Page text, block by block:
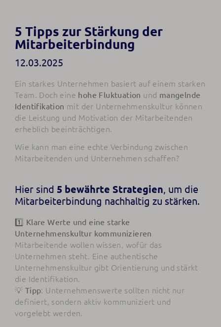
5 Tipps zur Stärkung der
Mitarbeiterbindung
12.03.2025
Ein starkes Unternehmen basiert auf einem starken
Team. Doch eine hohe Fluktuation und mangelnde
Identifikation mit der Unternehmenskultur können
die Leistung und Motivation der Mitarbeitenden
erheblich beeinträchtigen.
Wie kann man eine echte Verbindung zwischen
Mitarbeitenden und Unternehmen schaffen?
Hier sind 5 bewährte Strategien, um die
Mitarbeiterbindung nachhaltig zu stärken.
1️⃣ Klare Werte und eine starke
Unternehmenskultur kommunizieren
Mitarbeitende wollen wissen, wofür das
Unternehmen steht. Eine authentische
Unternehmenskultur gibt Orientierung und stärkt
die Identifikation.
💡 Tipp: Unternehmenswerte sollten nicht nur
definiert, sondern aktiv kommuniziert und
vorgelebt werden.